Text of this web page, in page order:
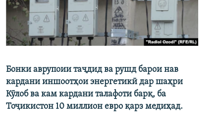
Бонки аврупоии таҷдид ва рушд барои нав
кардани иншоотҳои энергетикӣ дар шаҳри
Кӯлоб ва кам кардани талафоти барқ, ба
Тоҷикистон 10 миллион евро қарз медиҳад.